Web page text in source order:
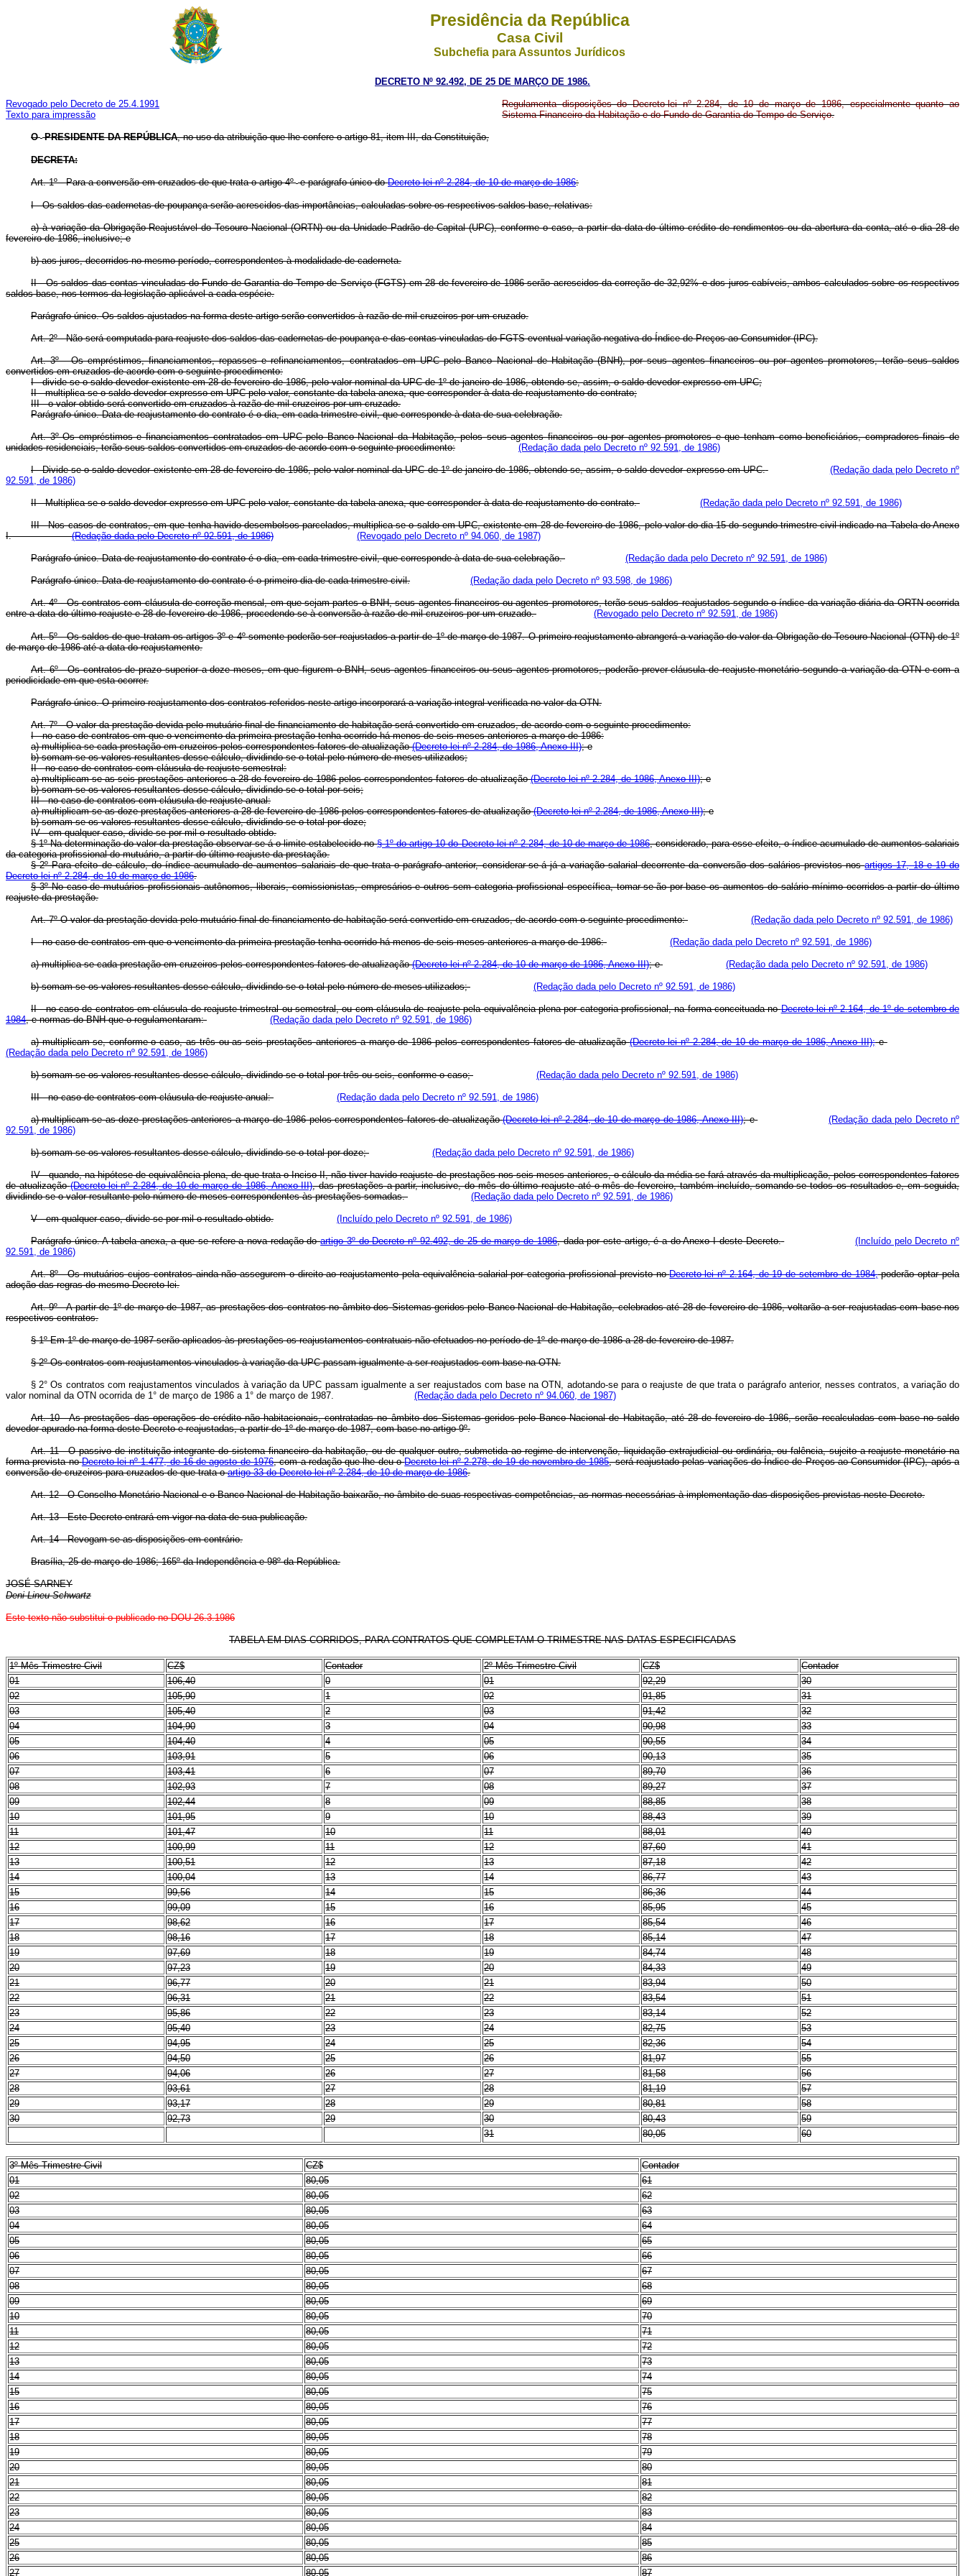
Presidência da República
Casa Civil
Subchefia para Assuntos Jurídicos
DECRETO Nº 92.492, DE 25 DE MARÇO DE 1986.
Revogado pelo Decreto de 25.4.1991
Texto para impressão
Regulamenta disposições do Decreto-lei nº 2.284, de 10 de março de 1986, especialmente quanto ao
Sistema Financeiro da Habitação e do Fundo de Garantia do Tempo de Serviço.
O PRESIDENTE DA REPÚBLICA, no uso da atribuição que lhe confere o artigo 81, item III, da Constituição,
DECRETA:
Art. 1º - Para a conversão em cruzados de que trata o artigo 4º e parágrafo único doDecreto-lei nº 2.284, de 10 de março de 1986:
I - Os saldos das cadernetas de poupança serão acrescidos das importâncias, calculadas sobre os respectivos saldos-base, relativas:
a) à variação da Obrigação Reajustável do Tesouro Nacional (ORTN) ou da Unidade Padrão de Capital (UPC), conforme o caso, a partir da data do último crédito de rendimentos ou da abertura da conta, até o dia 28 de
fevereiro de 1986, inclusive; e
b) aos juros, decorridos no mesmo período, correspondentes à modalidade de caderneta.
II - Os saldos das contas vinculadas do Fundo de Garantia do Tempo de Serviço (FGTS) em 28 de fevereiro de 1986 serão acrescidos da correção de 32,92% e dos juros cabíveis, ambos calculados sobre os respectivos
saldos-base, nos termos da legislação aplicável a cada espécie.
Parágrafo único. Os saldos ajustados na forma deste artigo serão convertidos à razão de mil cruzeiros por um cruzado.
Art. 2º - Não será computada para reajuste dos saldos das cadernetas de poupança e das contas vinculadas do FGTS eventual variação negativa do Índice de Preços ao Consumidor (IPC).
Art. 3º - Os empréstimos, financiamentos, repasses e refinanciamentos, contratados em UPC pelo Banco Nacional de Habitação (BNH), por seus agentes financeiros ou por agentes promotores, terão seus saldos
convertidos em cruzados de acordo com o seguinte procedimento:
I - divide-se o saldo devedor existente em 28 de fevereiro de 1986, pelo valor nominal da UPC de 1º de janeiro de 1986, obtendo-se, assim, o saldo devedor expresso em UPC;
II - multiplica-se o saldo devedor expresso em UPC pelo valor, constante da tabela anexa, que corresponder à data de reajustamento do contrato;
III - o valor obtido será convertido em cruzados à razão de mil cruzeiros por um cruzado.
Parágrafo único. Data de reajustamento do contrato é o dia, em cada trimestre civil, que corresponde à data de sua celebração.
Art. 3º Os empréstimos e financiamentos contratados em UPC pelo Banco Nacional da Habitação, pelos seus agentes financeiros ou por agentes promotores e que tenham como beneficiários, compradores finais de
unidades residenciais, terão seus saldos convertidos em cruzados de acordo com o seguinte procedimento:
(Redação dada pelo Decreto nº 92.591, de 1986)
I - Divide-se o saldo devedor existente em 28 de fevereiro de 1986, pelo valor nominal da UPC de 1º de janeiro de 1986, obtendo-se, assim, o saldo devedor expresso em UPC.
(Redação dada pelo Decreto nº
92.591, de 1986)
II - Multiplica-se o saldo devedor expresso em UPC pelo valor, constante da tabela anexa, que corresponder à data de reajustamento do contrato. (Redação dada pelo Decreto nº 92.591, de 1986)
III - Nos casos de contratos, em que tenha havido desembolsos parcelados, multiplica-se o saldo em UPC, existente em 28 de fevereiro de 1986, pelo valor do dia 15 do segundo trimestre civil indicado na Tabela do Anexo
I.
(Redação dada pelo Decreto nº 92.591, de 1986) (Revogado pelo Decreto nº 94.060, de 1987)
Parágrafo único. Data de reajustamento do contrato é o dia, em cada trimestre civil, que corresponde à data de sua celebração. (Redação dada pelo Decreto nº 92.591, de 1986)
Parágrafo único. Data de reajustamento do contrato é o primeiro dia de cada trimestre civil. (Redação dada pelo Decreto nº 93.598, de 1986)
Art. 4º - Os contratos com cláusula de correção mensal, em que sejam partes o BNH, seus agentes financeiros ou agentes promotores, terão seus saldos reajustados segundo o índice da variação diária da ORTN ocorrida
entre a data do último reajuste e 28 de fevereiro de 1986, procedendo-se à conversão à razão de mil cruzeiros por um cruzado.
(Revogado pelo Decreto nº 92.591, de 1986)
Art. 5º - Os saldos de que tratam os artigos 3º e 4º somente poderão ser reajustados a partir de 1º de março de 1987. O primeiro reajustamento abrangerá a variação do valor da Obrigação do Tesouro Nacional (OTN) de 1º
de março de 1986 até a data do reajustamento.
Art. 6º - Os contratos de prazo superior a doze meses, em que figurem o BNH, seus agentes financeiros ou seus agentes promotores, poderão prever cláusula de reajuste monetário segundo a variação da OTN e com a
periodicidade em que esta ocorrer.
Parágrafo único. O primeiro reajustamento dos contratos referidos neste artigo incorporará a variação integral verificada no valor da OTN.
Art. 7º - O valor da prestação devida pelo mutuário final de financiamento de habitação será convertido em cruzados, de acordo com o seguinte procedimento:
I - no caso de contratos em que o vencimento da primeira prestação tenha ocorrido há menos de seis meses anteriores a março de 1986:
a) multiplica-se cada prestação em cruzeiros pelos correspondentes fatores de atualização(Decreto-lei nº 2.284, de 1986, Anexo III); e
b) somam-se os valores resultantes desse cálculo, dividindo-se o total pelo número de meses utilizados;
II - no caso de contratos com cláusula de reajuste semestral:
a) multiplicam-se as seis prestações anteriores a 28 de fevereiro de 1986 pelos correspondentes fatores de atualização(Decreto-lei nº 2.284, de 1986, Anexo III); e
b) somam-se os valores resultantes desse cálculo, dividindo-se o total por seis;
III - no caso de contratos com cláusula de reajuste anual:
a) multiplicam-se as doze prestações anteriores a 28 de fevereiro de 1986 pelos correspondentes fatores de atualização(Decreto-lei nº 2.284, de 1986, Anexo III); e
b) somam-se os valores resultantes desse cálculo, dividindo-se o total por doze;
IV - em qualquer caso, divide-se por mil o resultado obtido.
§ 1º Na determinação do valor da prestação observar-se-á o limite estabelecido no§ 1º do artigo 10 do Decreto-lei nº 2.284, de 10 de março de 1986, considerado, para esse efeito, o índice acumulado de aumentos salariais
da categoria profissional do mutuário, a partir do último reajuste da prestação.
§ 2º Para efeito de cálculo, do índice acumulado de aumentos salariais de que trata o parágrafo anterior, considerar-se-á já a variação salarial decorrente da conversão dos salários previstos nosartigos 17, 18 e 19 do
Decreto-lei nº 2.284, de 10 de março de 1986.
§ 3º No caso de mutuários profissionais autônomos, liberais, comissionistas, empresários e outros sem categoria profissional específica, tomar-se-ão por base os aumentos do salário mínimo ocorridos a partir do último
reajuste da prestação.
Art. 7º O valor da prestação devida pelo mutuário final de financiamento de habitação será convertido em cruzados, de acordo com o seguinte procedimento: (Redação dada pelo Decreto nº 92.591, de 1986)
I - no caso de contratos em que o vencimento da primeira prestação tenha ocorrido há menos de seis meses anteriores a março de 1986: (Redação dada pelo Decreto nº 92.591, de 1986)
a) multiplica-se cada prestação em cruzeiros pelos correspondentes fatores de atualização(Decreto-lei nº 2.284, de 10 de março de 1986, Anexo III); e (Redação dada pelo Decreto nº 92.591, de 1986)
b) somam-se os valores resultantes desse cálculo, dividindo-se o total pelo número de meses utilizados; (Redação dada pelo Decreto nº 92.591, de 1986)
II - no caso de contratos em cláusula de reajuste trimestral ou semestral, ou com cláusula de reajuste pela equivalência plena por categoria profissional, na forma conceituada noDecreto-lei nº 2.164, de 1º de setembro de
1984, e normas do BNH que o regulamentaram: (Redação dada pelo Decreto nº 92.591, de 1986)
a) multiplicam-se, conforme o caso, as três ou as seis prestações anteriores a março de 1986 pelos correspondentes fatores de atualização(Decreto-lei nº 2.284, de 10 de março de 1986, Anexo III);e
(Redação dada pelo Decreto nº 92.591, de 1986)
b) somam-se os valores resultantes desse cálculo, dividindo-se o total por três ou seis, conforme o caso; (Redação dada pelo Decreto nº 92.591, de 1986)
III - no caso de contratos com cláusula de reajuste anual: (Redação dada pelo Decreto nº 92.591, de 1986)
a) multiplicam-se as doze prestações anteriores a março de 1986 pelos correspondentes fatores de atualização(Decreto-lei nº 2.284, de 10 de março de 1986, Anexo III); e
(Redação dada pelo Decreto nº
92.591, de 1986)
b) somam-se os valores resultantes desse cálculo, dividindo-se o total por doze; (Redação dada pelo Decreto nº 92.591, de 1986)
IV - quando, na hipótese de equivalência plena, de que trata o Inciso II, não tiver havido reajuste de prestações nos seis meses anteriores, o cálculo da média se fará através da multiplicação, pelos correspondentes fatores
de atualização(Decreto-lei nº 2.284, de 10 de março de 1986, Anexo III), das prestações a partir, inclusive, do mês do último reajuste até o mês de fevereiro, também incluído, somando-se todos os resultados e, em seguida,
dividindo-se o valor resultante pelo número de meses correspondentes às prestações somadas.
(Redação dada pelo Decreto nº 92.591, de 1986)
V - em qualquer caso, divide-se por mil o resultado obtido. (Incluído pelo Decreto nº 92.591, de 1986)
Parágrafo único. A tabela anexa, a que se refere a nova redação doartigo 3º do Decreto nº 92.492, de 25 de março de 1986, dada por este artigo, é a do Anexo I deste Decreto.
(Incluído pelo Decreto nº
92.591, de 1986)
Art. 8º - Os mutuários cujos contratos ainda não assegurem o direito ao reajustamento pela equivalência salarial por categoria profissional previsto noDecreto-lei nº 2.164, de 19 de setembro de 1984,poderão optar pela
adoção das regras do mesmo Decreto-lei.
Art. 9º - A partir de 1º de março de 1987, as prestações dos contratos no âmbito dos Sistemas geridos pelo Banco Nacional de Habitação, celebrados até 28 de fevereiro de 1986, voltarão a ser reajustadas com base nos
respectivos contratos.
§ 1º Em 1º de março de 1987 serão aplicados às prestações os reajustamentos contratuais não efetuados no período de 1º de março de 1986 a 28 de fevereiro de 1987.
§ 2º Os contratos com reajustamentos vinculados à variação da UPC passam igualmente a ser reajustados com base na OTN.
§ 2° Os contratos com reajustamentos vinculados à variação da UPC passam igualmente a ser reajustados com base na OTN, adotando-se para o reajuste de que trata o parágrafo anterior, nesses contratos, a variação do
valor nominal da OTN ocorrida de 1° de março de 1986 a 1° de março de 1987.
(Redação dada pelo Decreto nº 94.060, de 1987)
Art. 10 - As prestações das operações de crédito não habitacionais, contratadas no âmbito dos Sistemas geridos pelo Banco Nacional de Habitação, até 28 de fevereiro de 1986, serão recalculadas com base no saldo
devedor apurado na forma deste Decreto e reajustadas, a partir de 1º de março de 1987, com base no artigo 9º.
Art. 11 - O passivo de instituição integrante do sistema financeiro da habitação, ou de qualquer outro, submetida ao regime de intervenção, liquidação extrajudicial ou ordinária, ou falência, sujeito a reajuste monetário na
forma prevista noDecreto-lei nº 1.477, de 16 de agosto de 1976, com a redação que lhe deu oDecreto-lei nº 2.278, de 19 de novembro de 1985, será reajustado pelas variações do Índice de Preços ao Consumidor (IPC), após a
conversão de cruzeiros para cruzados de que trata oartigo 33 do Decreto-lei nº 2.284, de 10 de março de 1986.
Art. 12 - O Conselho Monetário Nacional e o Banco Nacional de Habitação baixarão, no âmbito de suas respectivas competências, as normas necessárias à implementação das disposições previstas neste Decreto.
Art. 13 - Este Decreto entrará em vigor na data de sua publicação.
Art. 14 - Revogam-se as disposições em contrário.
Brasília, 25 de março de 1986; 165º da Independência e 98º da República.
JOSÉ SARNEY
Deni Lineu Schwartz
Este texto não substitui o publicado no DOU 26.3.1986
TABELA EM DIAS CORRIDOS, PARA CONTRATOS QUE COMPLETAM O TRIMESTRE NAS DATAS ESPECIFICADAS
1º Mês Trimestre Civil CZ$ Contador 2º Mês Trimestre Civil CZ$
Contador
01
106,40 0 01 92,29
30
02
105,90 1 02 91,85
31
03
105,40 2 03 91,42
32
04
104,90 3 04 90,98
33
05
104,40 4 05 90,55
34
06
103,91 5 06 90,13
35
07
103,41 6 07 89,70
36
08
102,93 7 08 89,27
37
09
102,44 8 09 88,85
38
10
101,95 9 10 88,43
39
11
101,47 10 11 88,01
40
12
100,99 11 12 87,60
41
13
100,51 12 13 87,18
42
14
100,04 13 14 86,77
43
15
99,56 14 15 86,36
44
16
99,09 15 16 85,95
45
17
98,62 16 17 85,54
46
18
98,16 17 18 85,14
47
19
97,69 18 19 84,74
48
20
97,23 19 20 84,33
49
21
96,77 20 21 83,94
50
22
96,31 21 22 83,54
51
23
95,86 22 23 83,14
52
24
95,40 23 24 82,75
53
25
94,95 24 25 82,36
54
26
94,50 25 26 81,97
55
27
94,06 26 27 81,58
56
28
93,61 27 28 81,19
57
29
93,17 28 29 80,81
58
30
92,73 29 30 80,43
59
31
80,05 60
3º Mês Trimestre Civil CZ$
Contador
01
80,05
61
02
80,05
62
03
80,05
63
04
80,05
64
05
80,05
65
06
80,05
66
07
80,05
67
08
80,05
68
09
80,05
69
10
80,05
70
11
80,05
71
12
80,05
72
13
80,05
73
14
80,05
74
15
80,05
75
16
80,05
76
17
80,05
77
18
80,05
78
19
80,05
79
20
80,05
80
21
80,05
81
22
80,05
82
23
80,05
83
24
80,05
84
25
80,05
85
26
80,05
86
27
80,05 87